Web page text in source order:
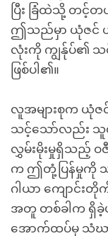
ပြီး ခြံထဲသို့ တင့်
ဤသည်မှာ ယုံဇင်
လုံးကို ကျွန်ုပ်၏ သ
ဖြစ်ပါ၏။
လူအများစုက ယုံဇ
သင့်သော်လည်း သူ၏
လွှမ်းမိုးမှုရှိသည့် ဝ
က ဤတုံ့ပြန်မှုကို သ
ဂါယာ ကျောင်
အတူ တစ်ခါက ရှိခဲ့
အောက်ထပ်မှ သံဃာ